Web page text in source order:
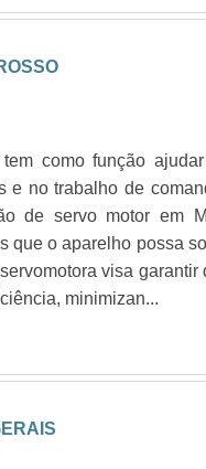
como função
e no trabalho de
de servo motor em
que o aparelho possa
visa garantir
minimizan...